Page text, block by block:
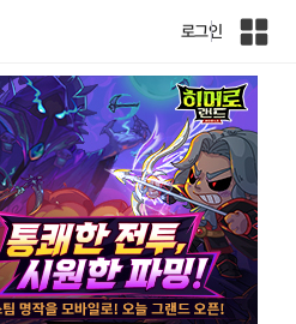
로그인
인
전
이
트
맵